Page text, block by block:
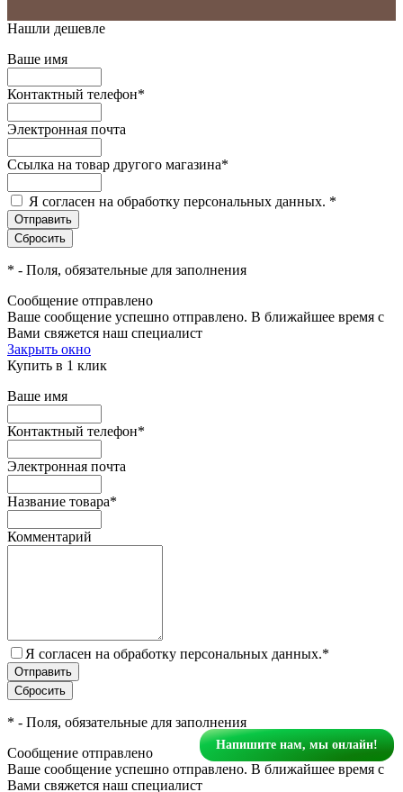
Нашли дешевле
Ваше имя
Контактный телефон*
Электронная почта
Ссылка на товар другого магазина*
Я согласен на обработку персональных данных. *
* - Поля, обязательные для заполнения
Сообщение отправлено
Ваше сообщение успешно отправлено. В ближайшее время с
Вами свяжется наш специалист
Закрыть окно
Купить в 1 клик
Ваше имя
Контактный телефон*
Электронная почта
Название товара*
Комментарий
Я согласен на обработку персональных данных.*
* - Поля, обязательные для заполнения
Сообщение отправлено
Ваше сообщение успешно отправлено. В ближайшее время с
Вами свяжется наш специалист
Напишите нам, мы онлайн!